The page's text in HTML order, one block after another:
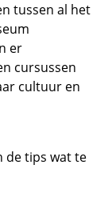
tussen al het
er
cursussen
cultuur en